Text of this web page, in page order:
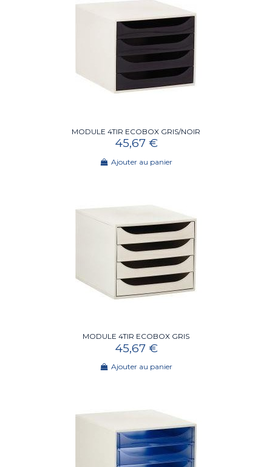
MODULE 4TIR ECOBOX GRIS/NOIR
45,67 €
Ajouter au panier
MODULE 4TIR ECOBOX GRIS
45,67 €
Ajouter au panier